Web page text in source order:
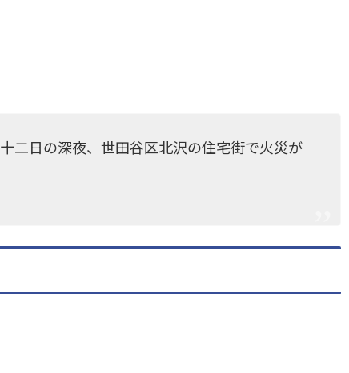
二日の深夜、世田谷区北沢の住宅街で火災が